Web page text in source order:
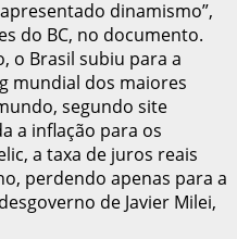
dinamismo”,
do BC, no documento.
o Brasil subiu para a
mundial dos maiores
segundo site
a inflação para os
a taxa de juros reais
perdendo apenas para a
de Javier Milei,